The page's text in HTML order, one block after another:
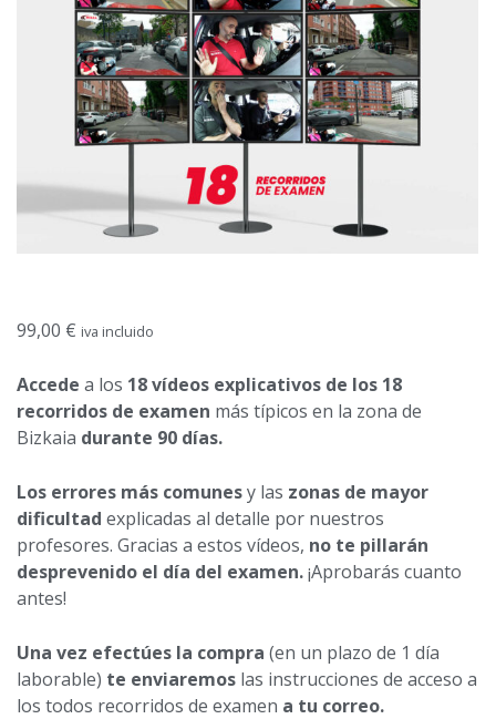
EXÁMENES
TEST ONLINE
CARNETS POR PUNTOS
TACÓGRAFO
99,00 € iva incluido
Accede a los 18 vídeos explicativos de los 18
recorridos de examen más típicos en la zona de
Bizkaia durante 90 días.
Los errores más comunesy las zonas de mayor
dificultad explicadas al detalle por nuestros
profesores. Gracias a estos vídeos, no te pillarán
desprevenido el día del examen.¡Aprobarás cuanto
antes!
Una vez efectúes la compra (en un plazo de 1 día
laborable) te enviaremos las instrucciones de acceso a
los todos recorridos de examen a tu correo.